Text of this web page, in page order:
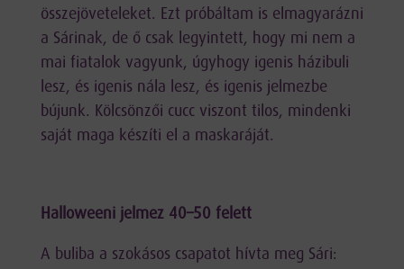
összejöveteleket. Ezt próbáltam is elmagyarázni
a Sárinak, de ő csak legyintett, hogy mi nem a
mai fiatalok vagyunk, úgyhogy igenis házibuli
lesz, és igenis nála lesz, és igenis jelmezbe
bújunk. Kölcsönzői cucc viszont tilos, mindenki
saját maga készíti el a maskaráját.
Halloweeni jelmez 40–50 felett
A buliba a szokásos csapatot hívta meg Sári: